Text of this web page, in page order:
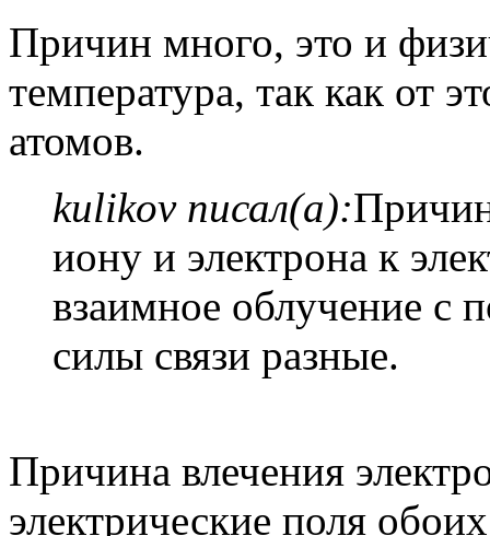
Причин много, это и
температура, так как от
атомов.
kulikov писал(а):
иону и электрона к
взаимное облучение с
силы связи разные.
Причина влечения
электрические поля